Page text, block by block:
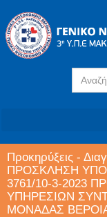
Search
for:
Προκηρύξεις -
ΠΡΟΣΚΛΗΣΗ
3761/10-3-2023
ΥΠΗΡΕΣΙΩΝ
ΜΟΝΑΔΑΣ